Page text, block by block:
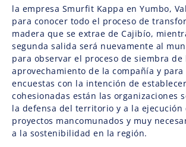
la empresa Smurfit Kappa en Yumbo,
para conocer todo el proceso de
madera que se extrae de Cajibío,
segunda salida será nuevamente al
para observar el proceso de siembra de
aprovechamiento de la compañía y
encuestas con la intención de
cohesionadas están las organizaciones
la defensa del territorio y a la ejecución
proyectos mancomunados y muy
a la sostenibilidad en la región.